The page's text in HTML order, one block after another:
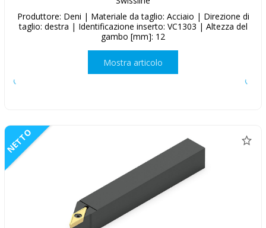
Produttore: Deni | Materiale da taglio: Acciaio | Direzione di
taglio: destra | Identificazione inserto: VC1303 | Altezza del
gambo [mm]: 12
Mostra articolo
NETTO